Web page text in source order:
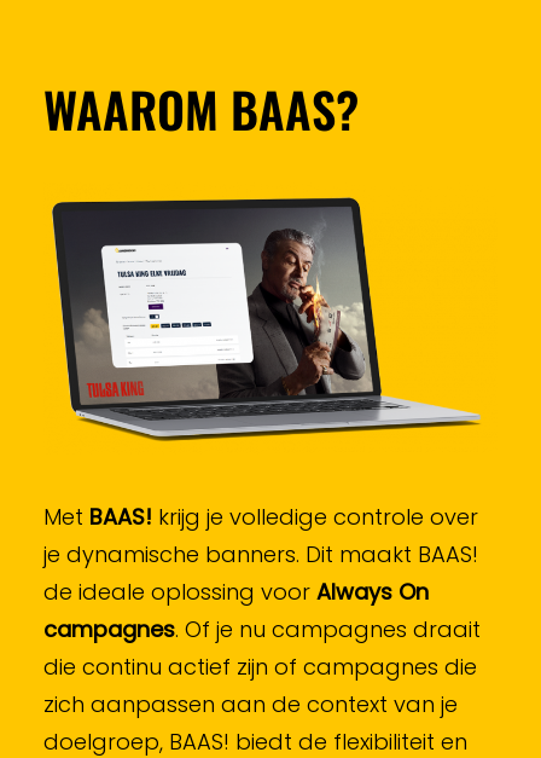
WAAROM BAAS?
Met BAAS! krijg je volledige controle over
je dynamische banners. Dit maakt BAAS!
de ideale oplossing voor Always On
campagnes. Of je nu campagnes draait
die continu actief zijn of campagnes die
zich aanpassen aan de context van je
doelgroep, BAAS! biedt de flexibiliteit en